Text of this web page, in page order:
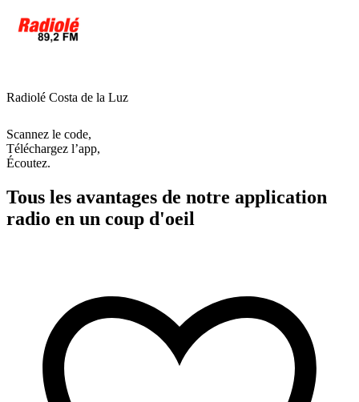
Radiolé Costa de la Luz
Scannez le code,
Téléchargez l’app,
Écoutez.
Tous les avantages de notre application
radio en un coup d'oeil